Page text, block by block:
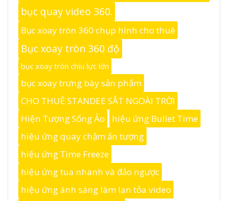
bục quay video 360.
Bục xoay tròn 360 chụp hình cho thuê
Bục xoay tròn 360 độ
bục xoay tròn chịu lực lớn
bục xoay trưng bày sản phẩm
CHO THUÊ STANDEE SẮT NGOÀI TRỜI
Hiện Tượng Sống Ảo
hiệu ứng Bullet Time
hiệu ứng quay chậm ấn tượng
hiệu ứng Time Freeze
hiệu ứng tua nhanh và đảo ngược
hiệu ứng ánh sáng làm lan tỏa video